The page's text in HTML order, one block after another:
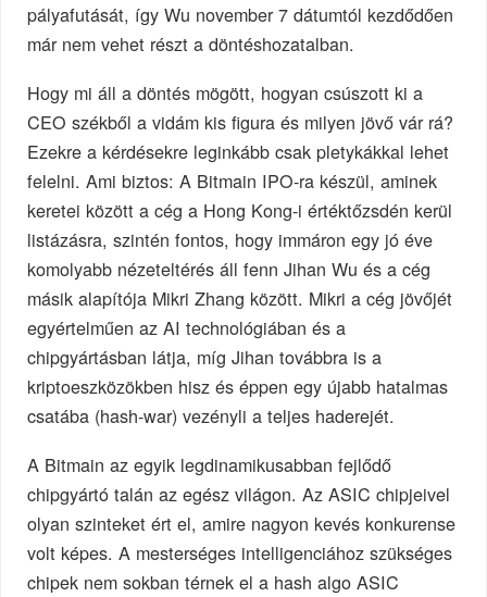
pályafutását, így Wu november 7 dátumtól kezdődően
már nem vehet részt a döntéshozatalban.
Hogy mi áll a döntés mögött, hogyan csúszott ki a
CEO székből a vidám kis figura és milyen jövő vár rá?
Ezekre a kérdésekre leginkább csak pletykákkal lehet
felelni. Ami biztos: A Bitmain IPO-ra készül, aminek
keretei között a cég a Hong Kong-i értéktőzsdén kerül
listázásra, szintén fontos, hogy immáron egy jó éve
komolyabb nézeteltérés áll fenn Jihan Wu és a cég
másik alapítója Mikri Zhang között. Mikri a cég jövőjét
egyértelműen az AI technológiában és a
chipgyártásban látja, míg Jihan továbbra is a
kriptoeszközökben hisz és éppen egy újabb hatalmas
csatába (hash-war) vezényli a teljes haderejét.
A Bitmain az egyik legdinamikusabban fejlődő
chipgyártó talán az egész világon. Az ASIC chipjeivel
olyan szinteket ért el, amire nagyon kevés konkurense
volt képes. A mesterséges intelligenciához szükséges
chipek nem sokban térnek el a hash algo ASIC